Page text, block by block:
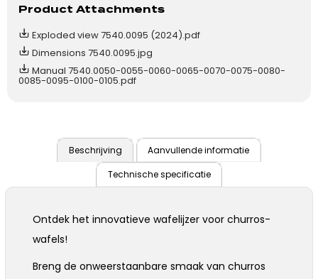
Product Attachments
Exploded view 7540.0095 (2024).pdf
Dimensions 7540.0095.jpg
Manual 7540.0050-0055-0060-0065-0070-0075-0080-
0085-0095-0100-0105.pdf
Beschrijving Aanvullende informatie
Technische specificatie
Ontdek het innovatieve wafelijzer voor churros-
wafels!
Breng de onweerstaanbare smaak van churros